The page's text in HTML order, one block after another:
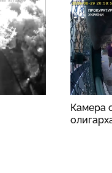
Камера